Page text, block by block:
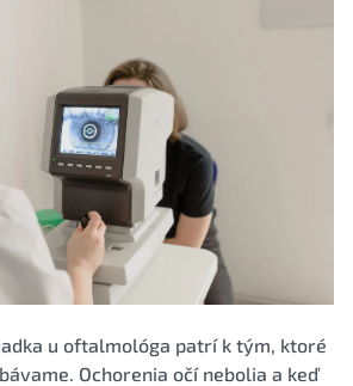
u oftalmológa patrí k tým, ktoré
Ochorenia očí nebolia a keď